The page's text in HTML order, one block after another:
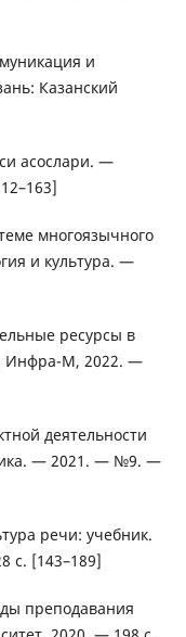
и
Казанский
асослари. —
многоязычного
и культура. —
ресурсы в
Инфра-М, 2022. —
деятельности
— 2021. — №9. —
речи: учебник.
с. [143–189]
преподавания